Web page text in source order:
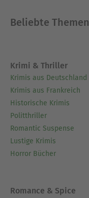
Beliebte Themen
Krimi & Thriller
Krimis aus Deutschland
Krimis aus Frankreich
Historische Krimis
Politthriller
Romantic Suspense
Lustige Krimis
Horror Bücher
Romance & Spice